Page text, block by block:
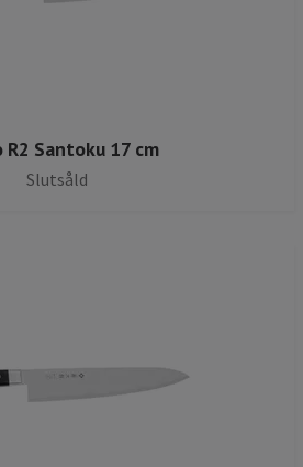
R2 Santoku 17 cm
Slutsåld